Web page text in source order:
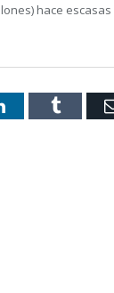
hace escasas
LinkedInTumblr